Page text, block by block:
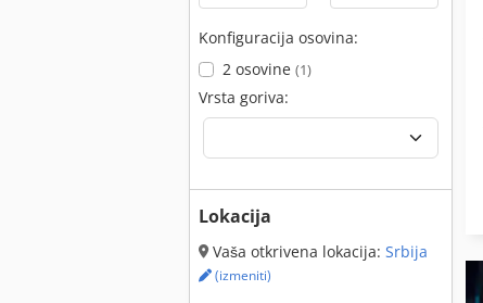
Konfiguracija osovina:
2 osovine (1)
Vrsta goriva:
Lokacija
Vaša otkrivena lokacija: Srbija
(izmeniti)